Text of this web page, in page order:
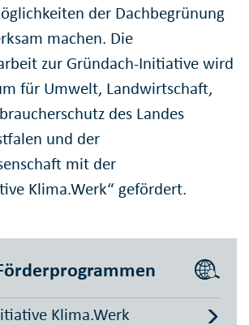
der Dachbegrünung
machen. Die
zur Gründach-Initiative wird
für Umwelt, Landwirtschaft,
des Landes
und der
mit der
Klima.Werk“ gefördert.
Klima.Werk